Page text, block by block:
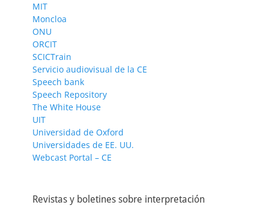
MIT
Moncloa
ONU
ORCIT
SCICTrain
Servicio audiovisual de la CE
Speech bank
Speech Repository
The White House
UIT
Universidad de Oxford
Universidades de EE. UU.
Webcast Portal – CE
Revistas y boletines sobre interpretación